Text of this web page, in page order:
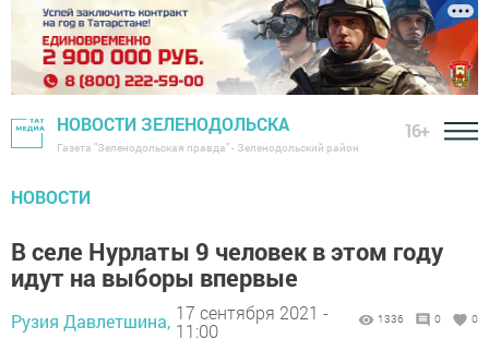
НОВОСТИ ЗЕЛЕНОДОЛЬСКА
Газета "Зеленодольская правда" - Зеленодольский район
16+
НОВОСТИ
В селе Нурлаты 9 человек в этом году
идут на выборы впервые
Рузия Давлетшина, 17 сентября 2021 -
11:00
1336 0 0